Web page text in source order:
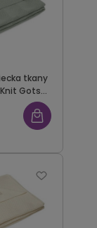
tkany
Gots